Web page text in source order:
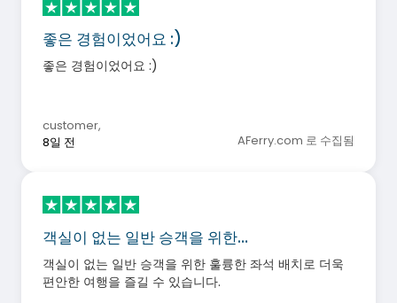
좋은 경험이었어요 :)
좋은 경험이었어요 :)
customer,
8일 전
AFerry.com 로 수집됨
객실이 없는 일반 승객을 위한…
객실이 없는 일반 승객을 위한 훌륭한 좌석 배치로 더욱
편안한 여행을 즐길 수 있습니다.